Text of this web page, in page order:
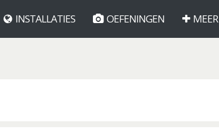
INSTALLATIES OEFENINGEN MEER